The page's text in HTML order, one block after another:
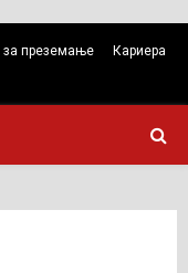
за преземање Кариера